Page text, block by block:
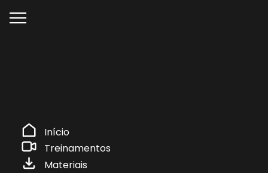
Início
Treinamentos
Materiais